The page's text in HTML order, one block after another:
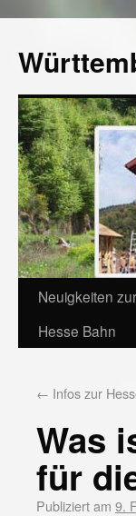
Neuigkeiten
Hesse Bahn
← Infos zur
Was
für
Publiziert am 9.